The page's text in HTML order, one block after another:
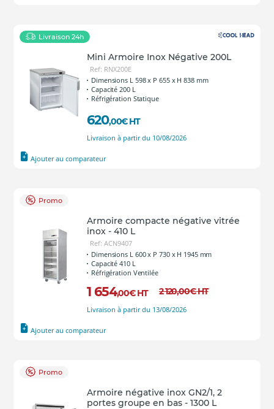
Livraison 24h
Mini Armoire Inox Négative 200L
Ref: RNX200E
Dimensions L 598 x P 655 x H 838 mm
Capacité 200 L
Réfrigération Statique
620,00€ HT
Livraison à partir du 10/08/2026
Ajouter au comparateur
Promo
Armoire compacte négative vitrée
inox - 410 L
Ref: ACN9407
Dimensions L 600 x P 730 x H 1945 mm
Capacité 410 L
Réfrigération Ventilée
1 654,00€ HT 2 120,00€HT
Livraison à partir du 13/08/2026
Ajouter au comparateur
Promo
Armoire négative inox GN2/1, 2
portes groupe en bas - 1300 L